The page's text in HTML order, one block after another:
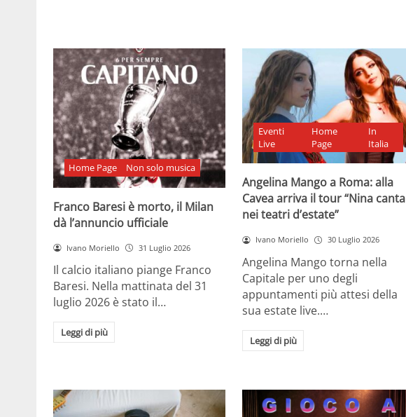
Home Page Non solo musica
Franco Baresi è morto, il Milan
dà l’annuncio ufficiale
Ivano Moriello 31 Luglio 2026
Il calcio italiano piange Franco
Baresi. Nella mattinata del 31
luglio 2026 è stato il…
Leggi di più
Eventi
Live
Home
Page
In
Italia
Angelina Mango a Roma: alla
Cavea arriva il tour “Nina canta
nei teatri d’estate”
Ivano Moriello 30 Luglio 2026
Angelina Mango torna nella
Capitale per uno degli
appuntamenti più attesi della
sua estate live.…
Leggi di più